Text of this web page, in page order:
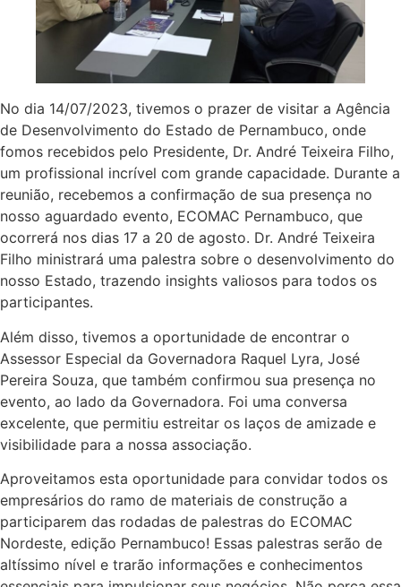
No dia 14/07/2023, tivemos o prazer de visitar a Agência
de Desenvolvimento do Estado de Pernambuco, onde
fomos recebidos pelo Presidente, Dr. André Teixeira Filho,
um profissional incrível com grande capacidade. Durante a
reunião, recebemos a confirmação de sua presença no
nosso aguardado evento, ECOMAC Pernambuco, que
ocorrerá nos dias 17 a 20 de agosto. Dr. André Teixeira
Filho ministrará uma palestra sobre o desenvolvimento do
nosso Estado, trazendo insights valiosos para todos os
participantes.
Além disso, tivemos a oportunidade de encontrar o
Assessor Especial da Governadora Raquel Lyra, José
Pereira Souza, que também confirmou sua presença no
evento, ao lado da Governadora. Foi uma conversa
excelente, que permitiu estreitar os laços de amizade e
visibilidade para a nossa associação.
Aproveitamos esta oportunidade para convidar todos os
empresários do ramo de materiais de construção a
participarem das rodadas de palestras do ECOMAC
Nordeste, edição Pernambuco! Essas palestras serão de
altíssimo nível e trarão informações e conhecimentos